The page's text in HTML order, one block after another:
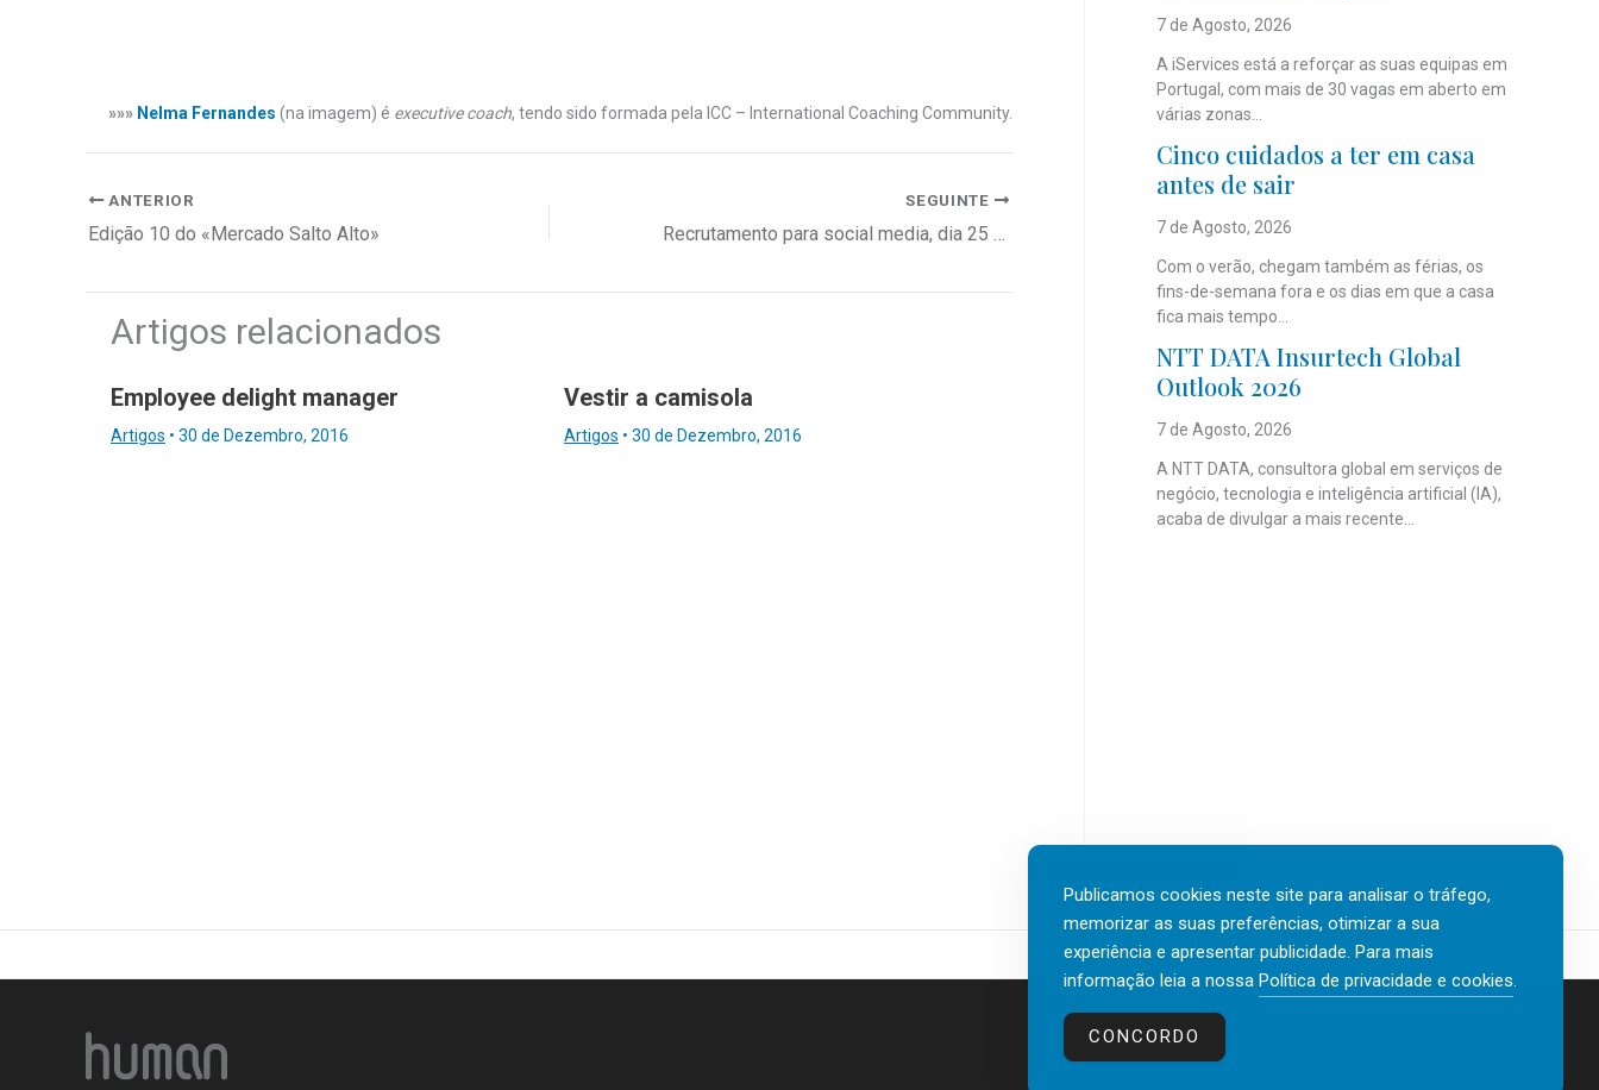
»»» Nelma Fernandes (na imagem) é executive coach, tendo sido formada pela ICC – International Coaching Community.
ANTERIOR
Edição 10 do «Mercado Salto Alto»
SEGUINTE
Recrutamento para social media, dia 25 em Lisboa
Artigos relacionados
Employee delight manager
Artigos • 30 de Dezembro, 2016
Vestir a camisola
Artigos • 30 de Dezembro, 2016
7 de Agosto, 2026
A iServices está a reforçar as suas equipas em
Portugal, com mais de 30 vagas em aberto em
várias zonas...
Cinco cuidados a ter em casa
antes de sair
7 de Agosto, 2026
Com o verão, chegam também as férias, os
fins-de-semana fora e os dias em que a casa
fica mais tempo...
NTT DATA Insurtech Global
Outlook 2026
7 de Agosto, 2026
A NTT DATA, consultora global em serviços de
negócio, tecnologia e inteligência artificial (IA),
acaba de divulgar a mais recente...
Contactos
Publicamos cookies neste site para analisar o tráfego,
memorizar as suas preferências, otimizar a sua
experiência e apresentar publicidade. Para mais
informação leia a nossa Política de privacidade e cookies.
CONCORDO